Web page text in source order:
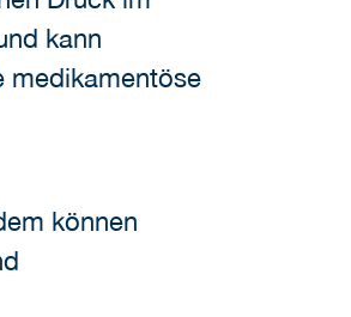
kann
medikamentöse
können